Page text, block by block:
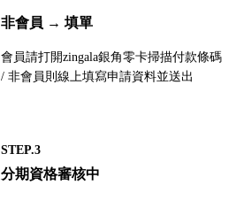
非會員 → 填單
會員請打開zingala銀角零卡掃描付款條碼
/ 非會員則線上填寫申請資料並送出
STEP.3
分期資格審核中